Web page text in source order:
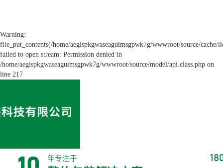
Warning:
file_put_contents(/home/aegispkgwaseaguimsgpwk7g/wwwroot/source/cache/
failed to open stream: Permission denied in
/home/aegispkgwaseaguimsgpwk7g/wwwroot/source/model/api.class.php on
line 217
年专注于